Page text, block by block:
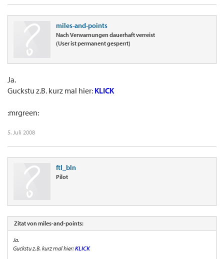
miles-and-points
Nach Verwarnungen dauerhaft verreist
(User ist permanent gesperrt)
Ja.
Guckstu z.B. kurz mal hier: KLICK
:mrgreen:
5. Juli 2008
ftl_bln
Pilot
Zitat von miles-and-points:
Ja.
Guckstu z.B. kurz mal hier:KLICK